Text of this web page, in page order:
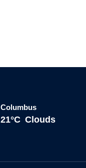
Columbus
21°C Clouds